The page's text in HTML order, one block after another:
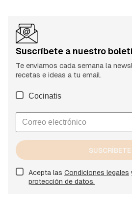
Suscríbete a nuestro
Te enviamos cada semana la
recetas e ideas a tu email.
Cocinatis
SUSCRÍBETE
Acepta las Condiciones legales
protección de datos.